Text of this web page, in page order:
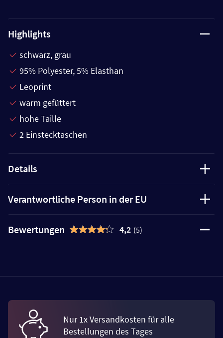
Highlights
schwarz, grau
95% Polyester, 5% Elasthan
Leoprint
warm gefüttert
hohe Taille
2 Einstecktaschen
Details
Verantwortliche Person in der EU
Bewertungen 4,2 (5)
Nur 1x Versandkosten für alle
Bestellungen des Tages